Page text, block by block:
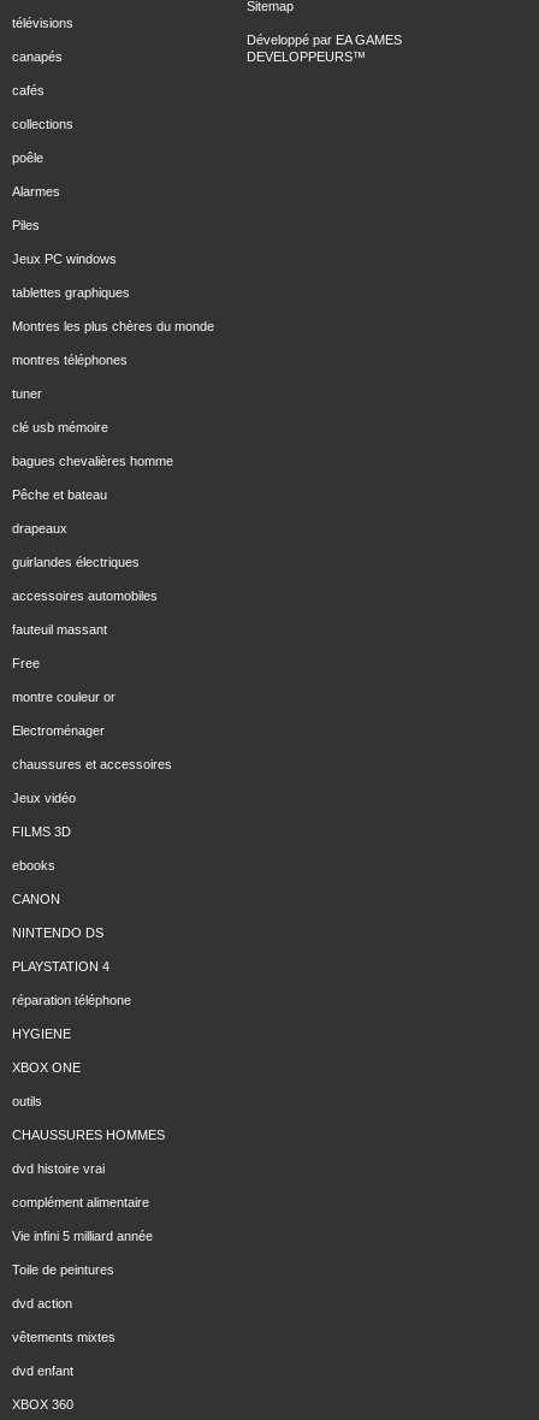
télévisions
canapés
cafés
collections
poêle
Alarmes
Piles
Jeux PC windows
tablettes graphiques
Montres les plus chères du monde
montres téléphones
tuner
clé usb mémoire
bagues chevalières homme
Pêche et bateau
drapeaux
guirlandes électriques
accessoires automobiles
fauteuil massant
Free
montre couleur or
Electroménager
chaussures et accessoires
Jeux vidéo
FILMS 3D
ebooks
CANON
NINTENDO DS
PLAYSTATION 4
réparation téléphone
HYGIENE
XBOX ONE
outils
CHAUSSURES HOMMES
dvd histoire vrai
complément alimentaire
Vie infini 5 milliard année
Toile de peintures
dvd action
vêtements mixtes
dvd enfant
XBOX 360
Sitemap
Développé par EA GAMES
DEVELOPPEURS™